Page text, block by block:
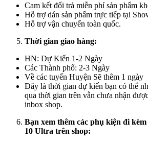
Cam kết đổi trả miễn phí sản phẩm
Hỗ trợ dán sản phẩm trực tiếp tại
Hỗ trợ vận chuyển toàn quốc.
Thời gian giao hàng:
HN: Dự Kiến 1-2 Ngày
Các Thành phố: 2-3 Ngày
Về các tuyến Huyện Sẽ thêm 1 ngày
Đây là thời gian dự kiến bạn có thể
qua thời gian trên vẫn chưa nhận
inbox shop.
Bạn xem thêm các phụ kiện đi
10 Ultra trên shop: